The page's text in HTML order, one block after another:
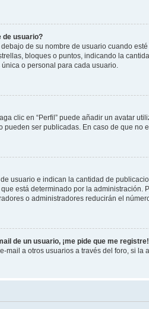
de usuario?
de su nombre de usuario cuando
bloques o puntos, indicando la
o personal para cada usuario.
clic en “Perfil” puede añadir un avatar
pueden ser publicadas. En caso de que
usuario e indican la cantidad de
está determinado por la
o administradores reducirán el
de un usuario, ¡me pide que me registre!
mail a otros usuarios a través del foro, si